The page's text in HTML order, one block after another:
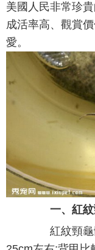
美國人民非常珍
成活率高、觀賞
愛。
一、紅紋
紅紋頸龜